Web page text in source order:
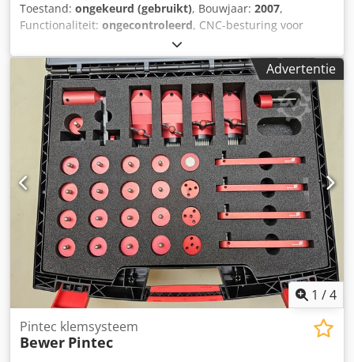
Toestand: ongekeurd (gebruikt), Bouwjaar: 2007,
Functionaliteit: ongecontroleerd, CNC-besturing voor
Werth meetmachine Crjdpfxsxt Ri Tj Ahmof voor
scannende taster SP25M
Advertentie
1 /4
Pintec klemsysteem
Bewer Pintec